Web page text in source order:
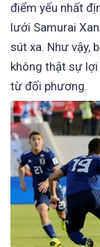
điểm yếu nhất
lưới Samurai
sút xa. Như vậy,
không thật sự
từ đối phương.